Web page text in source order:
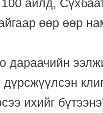
айлд,
өөр өөр
дараачийн
дүрсжүүлсэн
ихийг